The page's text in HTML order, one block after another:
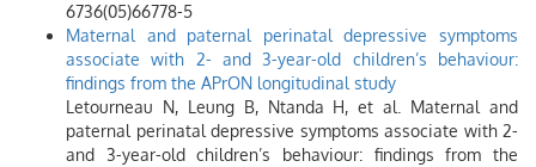
6736(05)66778-5
Maternal and paternal perinatal depressive symptoms
associate with 2- and 3-year-old children’s behaviour:
findings from the APrON longitudinal study
Letourneau N, Leung B, Ntanda H, et al. Maternal and
paternal perinatal depressive symptoms associate with 2-
and 3-year-old children’s behaviour: findings from the